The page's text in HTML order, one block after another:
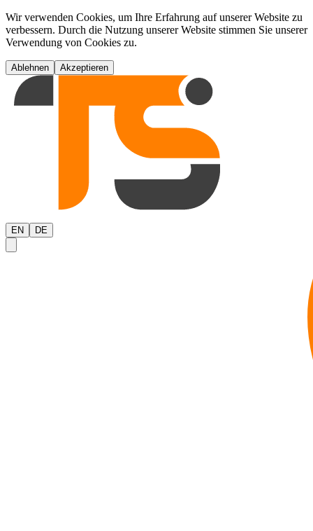
Wir verwenden Cookies, um Ihre Erfahrung auf unserer Website zu
verbessern. Durch die Nutzung unserer Website stimmen Sie unserer
Verwendung von Cookies zu.
Ablehnen Akzeptieren
EN DE